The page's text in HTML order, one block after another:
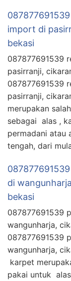
import di
bekasi
087877691539
pasirranji,
087877691539
pasirranji,
merupakan
sebagai alas ,
permadani atau
tengah, dari
di
bekasi
087877691539
wangunharja,
087877691539
wangunharja,
karpet
pakai untuk